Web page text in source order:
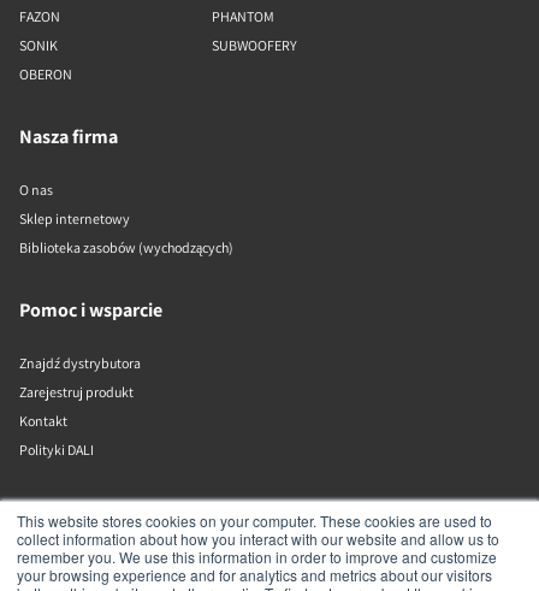
This website stores cookies on your computer. These cookies are used to
collect information about how you interact with our website and allow us to
remember you. We use this information in order to improve and customize
your browsing experience and for analytics and metrics about our visitors
FAZON
SONIK
OBERON
PHANTOM
SUBWOOFERY
Nasza firma
O nas
Sklep internetowy
Biblioteka zasobów (wychodzących)
Pomoc i wsparcie
Znajdź dystrybutora
Zarejestruj produkt
Kontakt
Polityki DALI
DALI A/S
Dali Allé 1
Nørager